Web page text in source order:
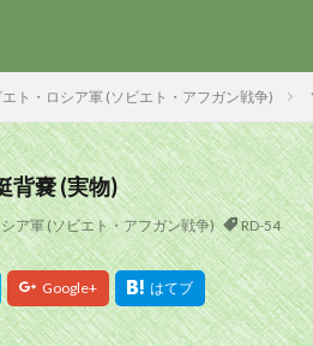
エト・ロシア軍 (ソビエト・アフガン戦争)
背嚢 (実物)
ア軍 (ソビエト・アフガン戦争)
RD-54